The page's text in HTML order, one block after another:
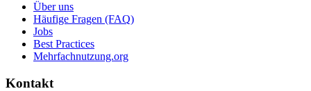
Über uns
Häufige Fragen (FAQ)
Jobs
Best Practices
Mehrfachnutzung.org
Kontakt